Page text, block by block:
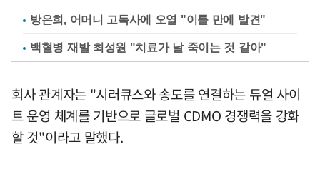
방은희, 어머니 고독사에 오열 "이틀 만에 발견"
백혈병 재발 최성원 "치료가 날 죽이는 것 같아"
회사 관계자는 "시러큐스와 송도를 연결하는 듀얼 사이
트 운영 체계를 기반으로 글로벌 CDMO 경쟁력을 강화
할 것"이라고 말했다.